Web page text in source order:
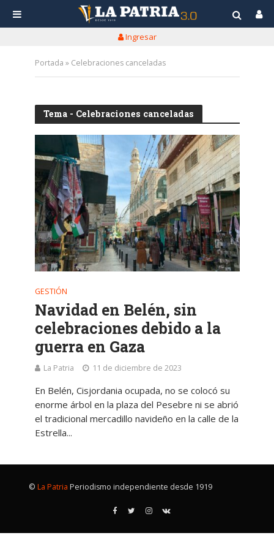
Ingresar
Portada » Celebraciones canceladas
Tema - Celebraciones canceladas
GESTIÓN
Navidad en Belén, sin
celebraciones debido a la
guerra en Gaza
La Patria 11 de diciembre de 2023
En Belén, Cisjordania ocupada, no se colocó su
enorme árbol en la plaza del Pesebre ni se abrió
el tradicional mercadillo navideño en la calle de la
Estrella...
© La Patria Periodismo independiente desde 1919